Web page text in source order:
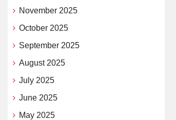
November 2025
October 2025
September 2025
August 2025
July 2025
June 2025
May 2025